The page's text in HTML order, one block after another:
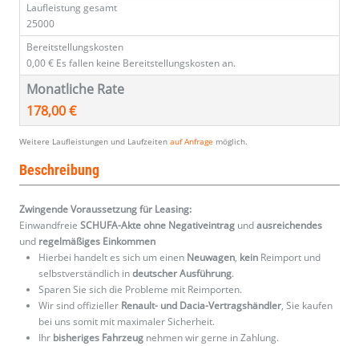
Laufleistung gesamt
25000
Bereitstellungskosten
0,00 € Es fallen keine Bereitstellungskosten an.
Monatliche Rate
178,00 €
Weitere Laufleistungen und Laufzeiten auf Anfrage möglich.
Beschreibung
Zwingende Voraussetzung für Leasing:
Einwandfreie SCHUFA-Akte ohne Negativeintrag undausreichendes
und regelmäßiges Einkommen
Hierbei handelt es sich um einen Neuwagen, kein Reimport und
selbstverständlich indeutscher Ausführung.
Sparen Sie sich die Probleme mit Reimporten.
Wir sind offizieller Renault- und Dacia-Vertragshändler, Sie kaufen
bei uns somit mit maximaler Sicherheit.
Ihr bisheriges Fahrzeug nehmen wir gerne in Zahlung.